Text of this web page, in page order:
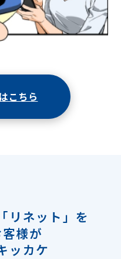
こちら
リネット」を
様が
ッカケ